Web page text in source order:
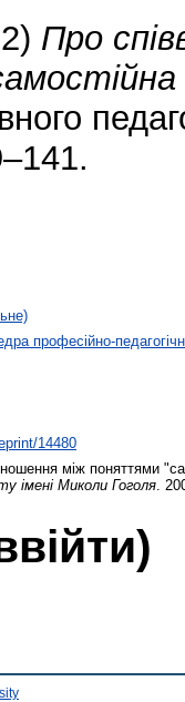
Про
професійно-
14480
між поняттями
імені Миколи Гоголя.